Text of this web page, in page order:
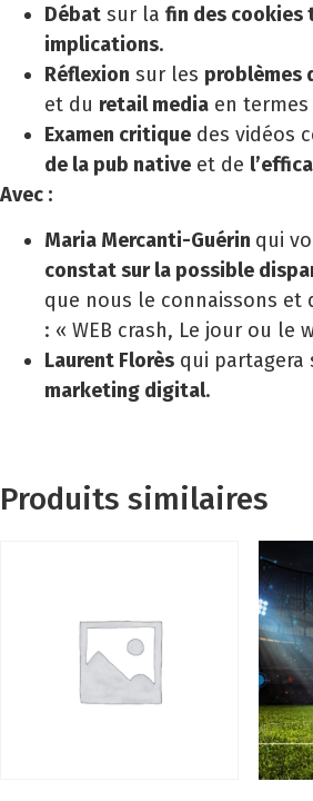
Débat sur la fin des cookies
implications.
Réflexion sur les problèmes
et du retail media en termes
Examen critique des vidéos
de la pub native et de
Avec :
Maria Mercanti-Guérin qui
constat sur la possible
que nous le connaissons et
: « WEB crash, Le jour ou le
Laurent Florès qui partagera
marketing digital.
Produits similaires